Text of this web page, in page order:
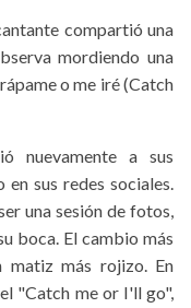
compartió una
mordiendo una
o me iré (Catch
nuevamente a sus
sus redes sociales.
una sesión de fotos,
boca. El cambio más
matiz más rojizo. En
"Catch me or I'll go",